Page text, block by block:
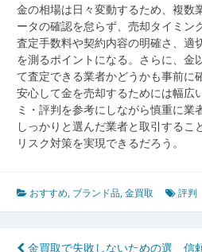
金の相場は日々変動するため、複数
ータの確認を怠らず、売却タイミン
査定手数料や契約内容の明確さ、適
を測るポイントになる。さらに、金
て査定できる業者かどうかも事前に
安心して金を売却するためには幅広
ミ・評判を参考にしながら慎重に業
しっかりと選んだ業者と取引するこ
リスク対策を実現できるだろう。
おすすめ, ブランド品,金買取 評判
金買取で失敗しないための選
信